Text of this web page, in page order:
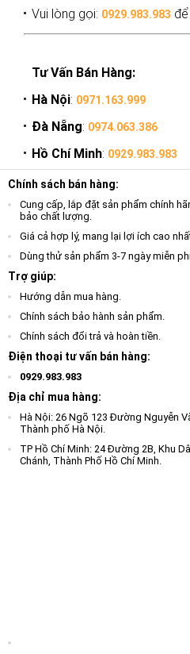
Vui lòng gọi: 0929.983.983
Tư Vấn Bán Hàng:
Hà Nội: 0971.163.999
Đà Nẵng: 0974.063.386
Hồ Chí Minh: 0929.983.983
Chính sách bán hàng:
Cung cấp, lắp đặt sản phẩm chính
bảo chất lượng.
Giá cả hợp lý, mang lại lợi ích cao
Dùng thử sản phẩm 3-7 ngày miễn
Trợ giúp:
Hướng dẫn mua hàng.
Chính sách bảo hành sản phẩm.
Chính sách đổi trả và hoàn tiền.
Điện thoại tư vấn bán hàng:
0929.983.983
Địa chỉ mua hàng:
Hà Nội: 26 Ngõ 123 Đường Nguyễn
Thành phố Hà Nội.
TP Hồ Chí Minh: 24 Đường 2B, Khu
Chánh, Thành Phố Hồ Chí Minh.